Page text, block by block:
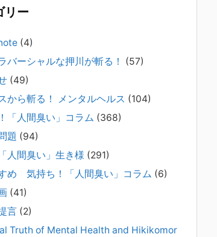
から「退院できます」と言われた家族
院後の安全設計
月21日
2,980円 → 今だけ 1,480円（50％OFF）こちらのn
で行なってきた実務対応を、家族向けに整理してい
神疾患の子どもと健全なコミュニ
ョンがとれない（母娘編）。
17日
病識のない重篤な精神疾患を抱えるご家族からのご
け、長年にわたり精神科医療へのアクセスの仕方や
に取り組んでまいりました。しかし現実には、精神
われる当人に病識がない場合、家
リー
(4)
バーシャルな押川が斬る！
(57)
(49)
から斬る！ メンタルヘルス (104)
「人間臭い」コラム (368)
題 (94)
人間臭い」生き様 (291)
め 気持ち！「人間臭い」コラム (6)
(41)
言 (2)
Truth of Mental Health and Hikikomor